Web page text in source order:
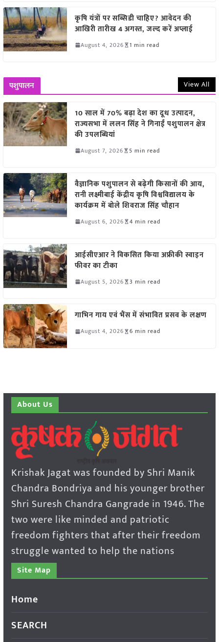
कृषि यंत्रों पर सब्सिडी चाहिए? आवेदन की
आखिरी तारीख 4 अगस्त, जल्द करें अप्लाई
August 4, 2026 1 min read
पशुपालन View All
10 साल में 70% बढ़ा देश का दूध उत्पादन,
राज्यसभा में ललन सिंह ने गिनाईं पशुपालन क्षेत्र
की उपलब्धियां
August 7, 2026 5 min read
वैज्ञानिक पशुपालन से बढ़ेगी किसानों की आय,
रानी लक्ष्मीबाई केंद्रीय कृषि विश्वविद्यालय के
कार्यक्रम में बोले शिवराज सिंह चौहान
August 6, 2026 4 min read
आईसीएआर ने विकसित किया अफ्रीकी स्वाइन
फीवर का टीका
August 5, 2026 3 min read
गाभिन गाय एवं भैंस में संभावित प्रसव के लक्षण
August 4, 2026 6 min read
About Us
Krishak Jagat was founded by Shri Manik
Chandra Bondriya and his younger brother
Shri Suresh Chandra Gangrade in 1946. The
two were like minded and patriotic
freedom fighters that after their freedom
struggle wanted to help the nations
Site Map
Home
SEARCH